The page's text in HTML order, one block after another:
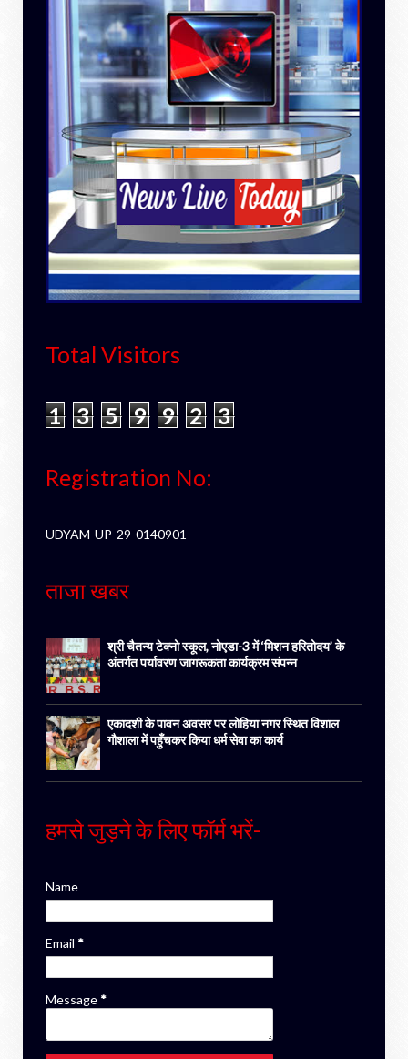
Total Visitors
1 3 5 9 9 2 3
Registration No:
UDYAM-UP-29-0140901
ताजा खबर
श्री चैतन्य टेक्नो स्कूल, नोएडा-3 में ‘मिशन हरितोदय’ के
अंतर्गत पर्यावरण जागरूकता कार्यक्रम संपन्न
एकादशी के पावन अवसर पर लोहिया नगर स्थित विशाल
गौशाला में पहुँचकर किया धर्म सेवा का कार्य
हमसे जुड़ने के लिए फॉर्म भरें-
Name
Email *
Message *